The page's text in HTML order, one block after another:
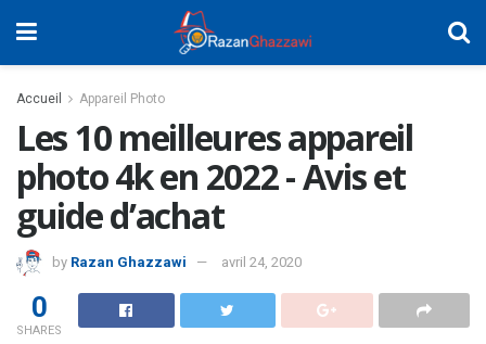
Accueil Appareil Photo
Les 10 meilleures appareil
photo 4k en 2022 - Avis et
guide d’achat
by Razan Ghazzawi avril 24, 2020
0
SHARES